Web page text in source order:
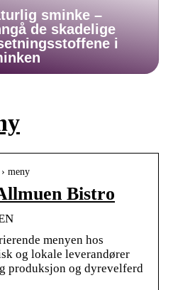
sminke –
de skadelige
i
meny
Bistro
menyen hos
og lokale leverandører
produksjon og dyrevelferd